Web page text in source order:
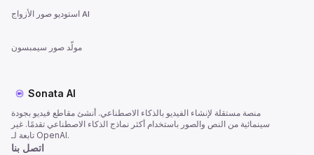
استوديو صور الأزواج AI
مولّد صور سيمبسون
Sonata AI
منصة مستقلة لإنشاء الفيديو بالذكاء الاصطناعي. أنشئ مقاطع فيديو بجودة
سينمائية من النص والصور باستخدام أكثر نماذج الذكاء الاصطناعي تقدمًا. غير
تابعة لـ OpenAI.
اتصل بنا